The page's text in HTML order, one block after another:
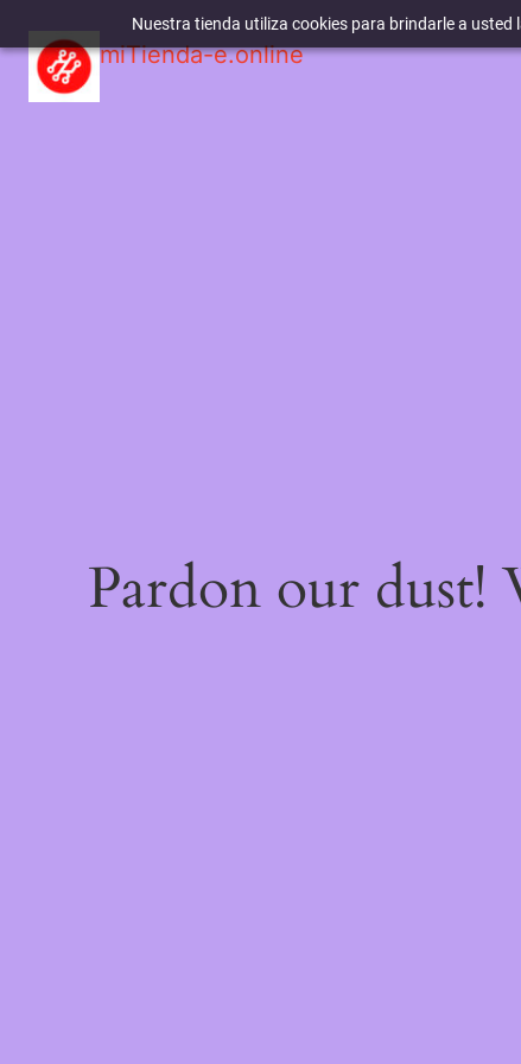
Nuestra tienda utiliza cookies para brindarle a usted
miTienda-e.online
Pardon our